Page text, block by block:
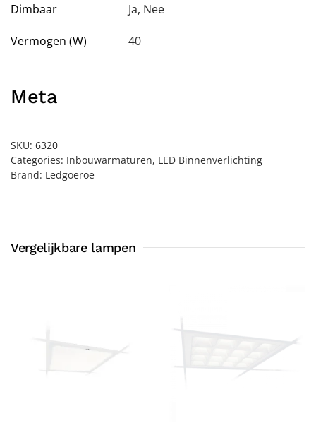
Dimbaar Ja, Nee
Vermogen (W) 40
Meta
SKU: 6320
Categories: Inbouwarmaturen, LED Binnenverlichting
Brand: Ledgoeroe
Vergelijkbare lampen